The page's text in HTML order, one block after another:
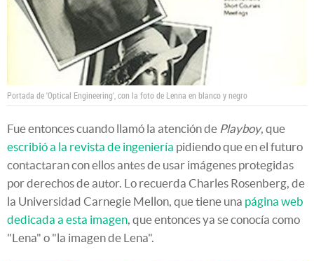
Portada de 'Optical Engineering', con la foto de Lenna en blanco y negro
Fue entonces cuando llamó la atención de Playboy, que
escribió a la revista de ingeniería pidiendo que en el futuro
contactaran con ellos antes de usar imágenes protegidas
por derechos de autor. Lo recuerda Charles Rosenberg, de
la Universidad Carnegie Mellon, que tiene una página web
dedicada a esta imagen, que entonces ya se conocía como
"Lena" o "la imagen de Lena".